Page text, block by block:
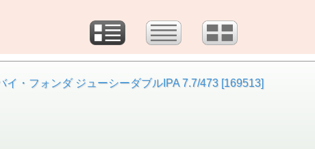
イ・フォンダ ジューシーダブルIPA 7.7/473 [169513]